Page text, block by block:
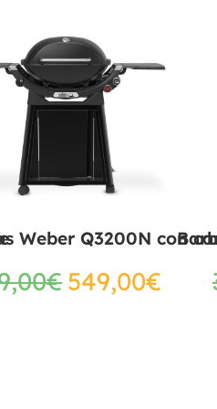
Weber Q3200N con
€549,00€